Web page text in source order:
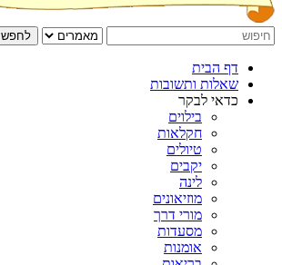
לחפש
דף הבית
שאלות ותשובות
כדאי לבקר
בילוים
חקלאות
טיולים
יקבים
לינה
מוזיאונים
מורי דרך
מסעדות
אומנות